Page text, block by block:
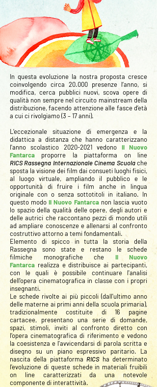
In questa evoluzione la nostra proposta cresce
coinvolgendo circa 20.000 presenze l’anno, si
modifica, cerca pubblici nuovi, scova opere di
qualità non sempre nel circuito mainstream della
distribuzione, facendo attenzione alle fasce d’età
a cui ci rivolgiamo (3 – 17 anni).
L’eccezionale situazione di emergenza e la
didattica a distanza che hanno caratterizzano
l'anno scolastico 2020-2021vedono Il Nuovo
Fantarca proporre la piattaforma on line
RICS Rassegna Internazionale Cinema Scuolache
sposta la visione dei film dai consueti luoghi fisici,
al luogo virtuale, ampliando il pubblico e le
opportunità di fruire i film anche in lingua
originale con o senza sottotitoli in italiano. In
questo modoIl Nuovo Fantarcanon lascia vuoto
lo spazio della qualità delle opere, degli autori e
delle autrici che raccontano pezzi di mondo utili
ad ampliare conoscenze e allenarsi al confronto
costruttivo attorno a temi fondamentali.
Elemento di spicco in tutta la storia della
Rassegna sono state e restano le schede
filmiche monografiche che Il Nuovo
Fantarca realizza e distribuisce ai partecipanti,
con le quali è possibile continuare l'analisi
dell'opera cinematografica in classe con i propri
insegnanti.
Le schede rivolte ai più piccoli (dall'ultimo anno
delle materne ai primi anni della scuola primaria),
tradizionalmente costituite di 16 pagine
cartacee, presentano una serie di domande,
spazi, stimoli, inviti al confronto diretto con
l’opera cinematografica di riferimento e vedono
la coesistenza e l'avvicendarsi di parola scritta e
disegno su un piano espressivo paritario. La
nascita della piattaforma RICSha determinato
l'evoluzione di queste schede in materiali fruibili
on line caratterizzati da una notevole
componente di interattività.